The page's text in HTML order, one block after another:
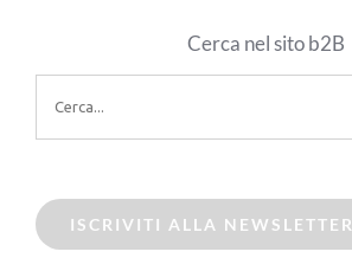
Cerca nel sito b2B
per:
ISCRIVITI ALLA NEWSLETTER